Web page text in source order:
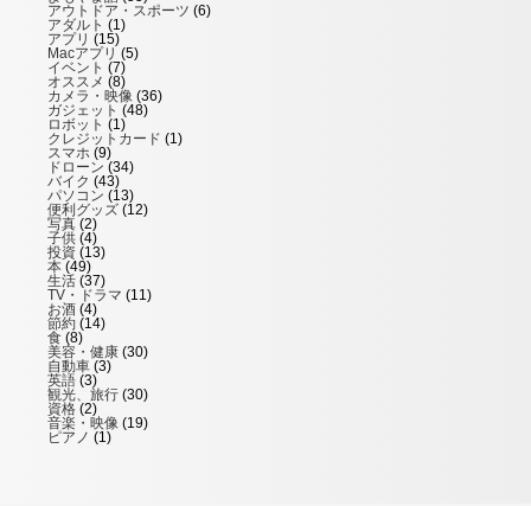
アウトドア・スポーツ (6)
アダルト (1)
アプリ (15)
Macアプリ (5)
イベント (7)
オススメ (8)
カメラ・映像 (36)
ガジェット (48)
ロボット (1)
クレジットカード (1)
スマホ (9)
ドローン (34)
バイク (43)
パソコン (13)
便利グッズ (12)
写真 (2)
子供 (4)
投資 (13)
本 (49)
生活 (37)
TV・ドラマ (11)
お酒 (4)
節約 (14)
食 (8)
美容・健康 (30)
自動車 (3)
英語 (3)
観光、旅行 (30)
資格 (2)
音楽・映像 (19)
ピアノ (1)